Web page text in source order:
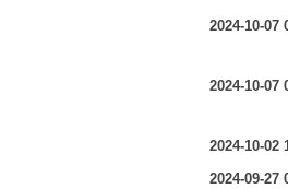
2024-10-07
2024-10-07
2024-10-02
2024-09-27